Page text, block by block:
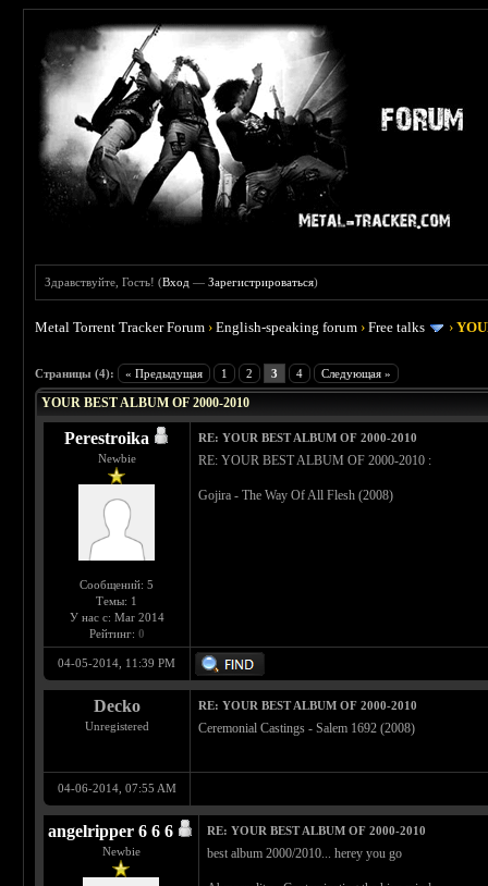
Здравствуйте, Гость! (Вход —Зарегистрироваться)
Metal Torrent Tracker Forum ›English-speaking forum ›Free talks ›
Страницы (4): « Предыдущая 1 2 3 4 Следующая »
YOUR BEST ALBUM OF 2000-2010
Perestroika
Newbie
Сообщений: 5
Темы: 1
У нас с: Mar 2014
Рейтинг: 0
RE: YOUR BEST ALBUM OF 2000-2010
RE: YOUR BEST ALBUM OF 2000-2010 :
Gojira - The Way Of All Flesh (2008)
04-05-2014, 11:39 PM
Decko
Unregistered
RE: YOUR BEST ALBUM OF 2000-2010
Ceremonial Castings - Salem 1692 (2008)
04-06-2014, 07:55 AM
angelripper 6 6 6
Newbie
RE: YOUR BEST ALBUM OF 2000-2010
best album 2000/2010... herey you go